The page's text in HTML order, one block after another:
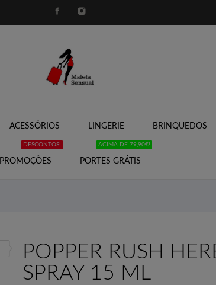
ACESSÓRIOS LINGERIE BRINQUEDOS
PROMOÇÕES
DESCONTOS!
PORTES GRÁTIS
ACIMA DE 79,90€!
POPPER RUSH
SPRAY 15 ML